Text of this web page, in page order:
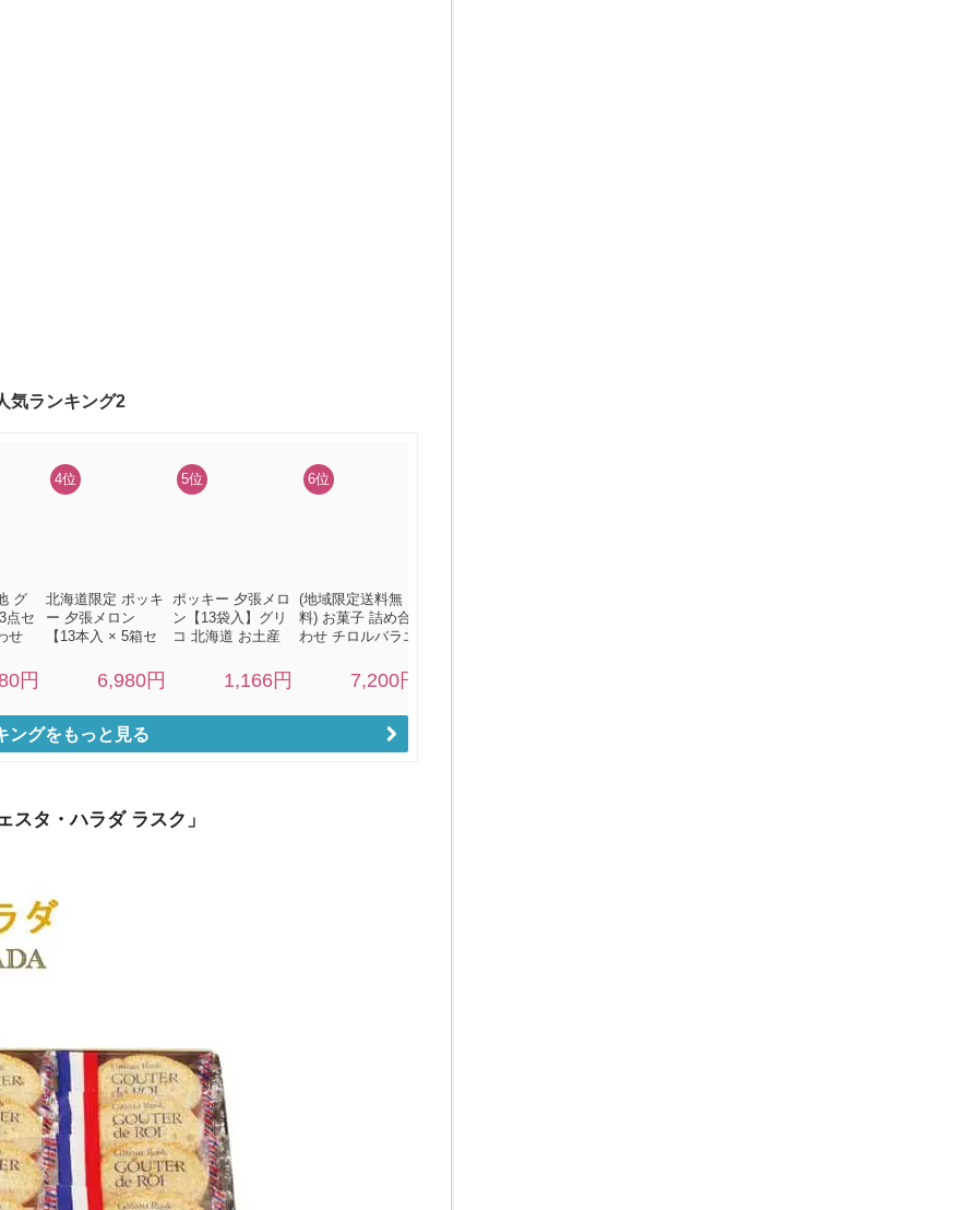
ングをもっと見る
スタ・ハラダ ラスク」